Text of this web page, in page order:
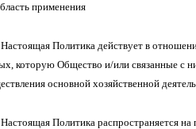
применения
Политика действует в
которую Общество и/или связанные с
основной хозяйственной
Политика распространяется